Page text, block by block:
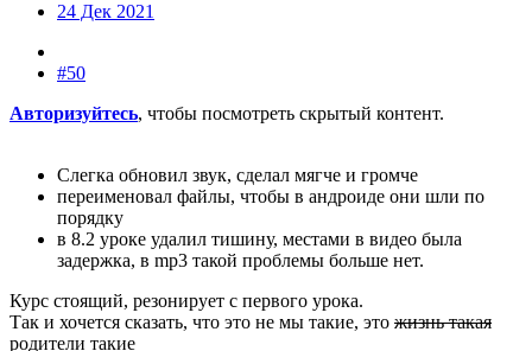
24 Дек 2021
#50
Авторизуйтесь, чтобы посмотреть скрытый контент.
Слегка обновил звук, сделал мягче и громче
переименовал файлы, чтобы в андроиде они шли по
порядку
в 8.2 уроке удалил тишину, местами в видео была
задержка, в mp3 такой проблемы больше нет.
Курс стоящий, резонирует с первого урока.
Так и хочется сказать, что это не мы такие, это жизнь такая
родители такие